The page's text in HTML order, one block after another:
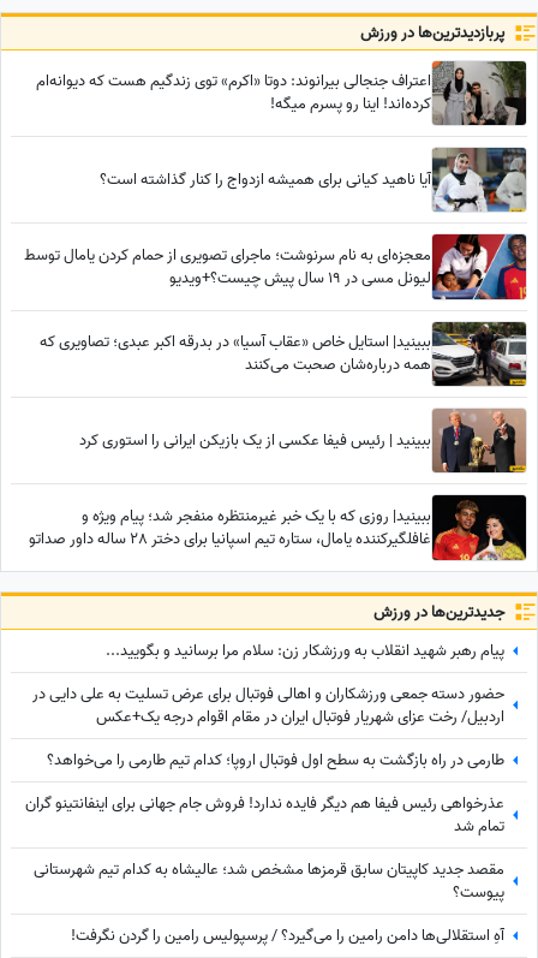
فیلم یا عکسی از من گرفته شود
پربازدید‌ترین‌ها در ورزش
اعتراف جنجالی بیرانوند: دوتا «اکرم» توی زندگیم هست که دیوانه‌ام
کرده‌اند! اینا رو پسرم میگه!
آیا ناهید کیانی برای همیشه ازدواج را کنار گذاشته است؟
معجزه‌ای به نام سرنوشت؛ ماجرای تصویری از حمام کردن یامال توسط
لیونل مسی در 19 سال پیش چیست؟+ویدیو
ببینید| استایل خاص «عقاب آسیا» در بدرقه اکبر عبدی؛ تصاویری که
همه درباره‌شان صحبت می‌کنند
ببینید | رئیس فیفا عکسی از یک بازیکن ایرانی را استوری کرد
ببینید| روزی که با یک خبر غیرمنتظره منفجر شد؛ پیام ویژه و
غافلگیرکننده یامال، ستاره تیم اسپانیا برای دختر 28 ساله داور صداتو
جدید‌ترین‌ها در ورزش
پیام رهبر شهید انقلاب به ورزشکار زن: سلام مرا برسانید و بگویید...
حضور دسته جمعی ورزشکاران و اهالی فوتبال برای عرض تسلیت به علی دایی در
اردبیل/ رخت عزای شهریار فوتبال ایران در مقام اقوام درجه یک+عکس
طارمی در راه بازگشت به سطح اول فوتبال اروپا؛ کدام تیم طارمی را می‌خواهد؟
عذرخواهی رئیس فیفا هم دیگر فایده ندارد! فروش جام جهانی برای اینفانتینو گران
تمام شد
مقصد جدید کاپیتان سابق قرمزها مشخص شد؛ عالیشاه به کدام تیم شهرستانی
پیوست؟
آهِ استقلالی‌ها دامن رامین را می‌گیرد؟ / پرسپولیس رامین را گردن نگرفت!